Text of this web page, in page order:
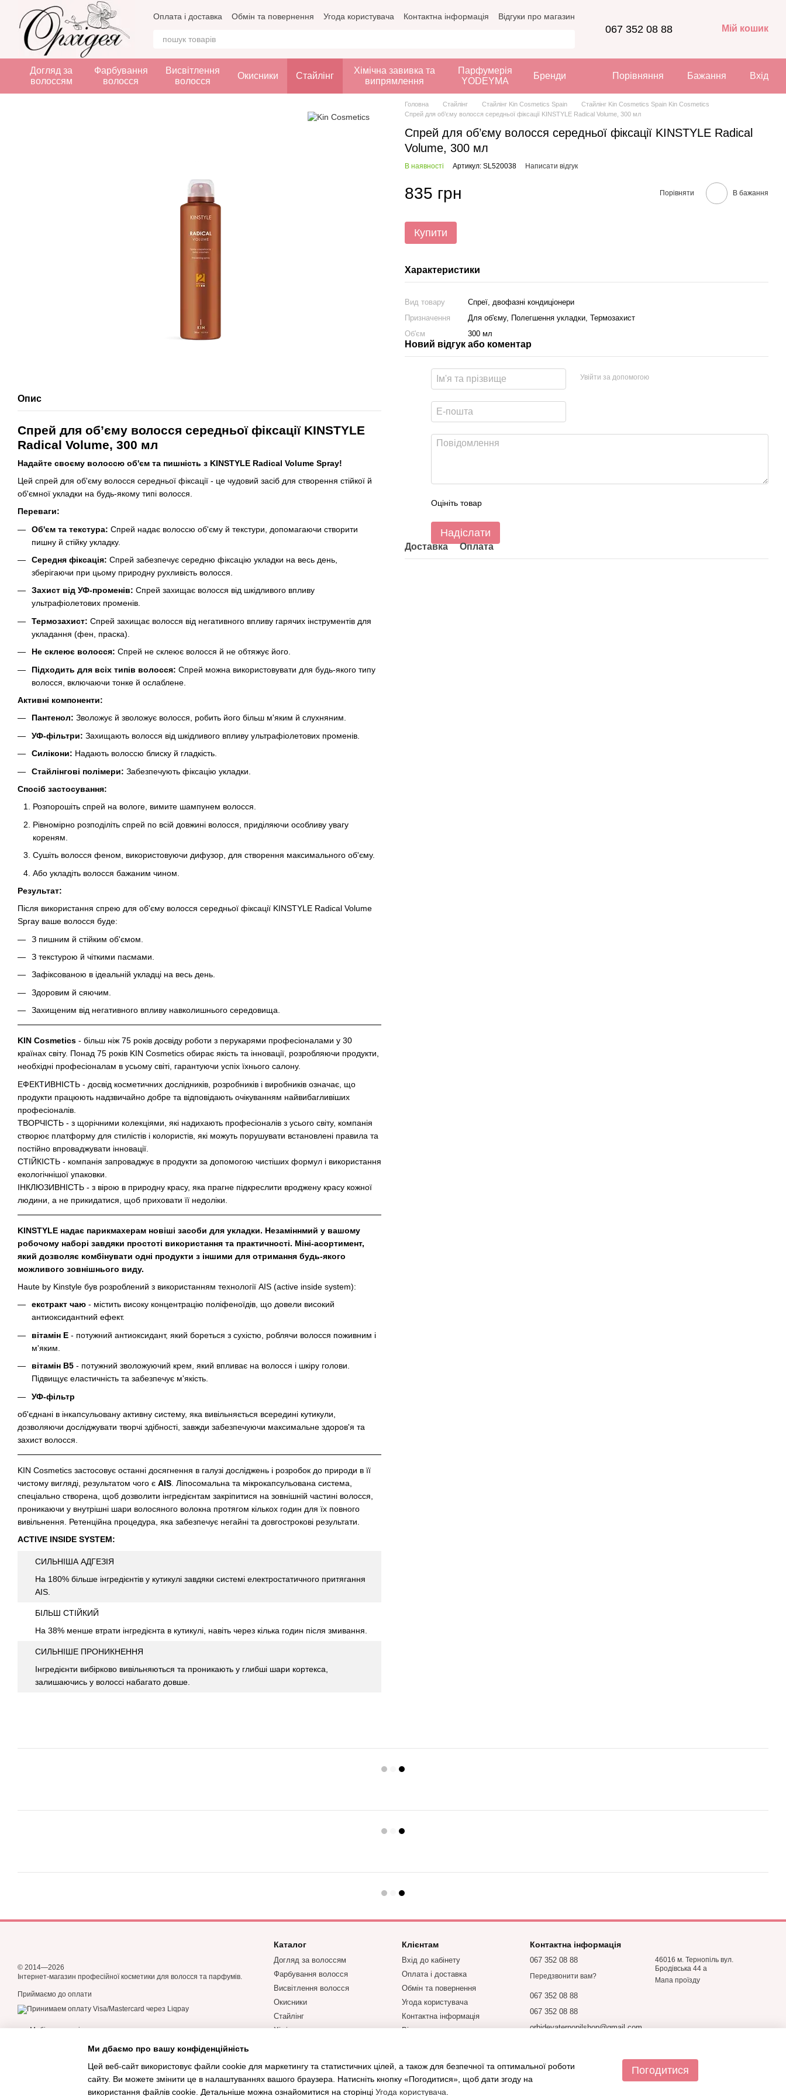
Перейти до основного контенту
Оплата і доставка Обмін та повернення Угода користувача Контактна інформація Відгуки про магазин
067 352 08 88 Мій кошик
Догляд за
волоссям
Фарбування
волосся
Висвітлення
волосся
Окисники Стайлінг
Хімічна завивка та
випрямлення
Парфумерія
YODEYMA
Бренди Порівняння Бажання Вхід
Опис
Спрей для об’єму волосся середньої фіксації KINSTYLE
Radical Volume, 300 мл
Надайте своєму волоссю об'єм та пишність з KINSTYLE Radical Volume Spray!
Цей спрей для об'єму волосся середньої фіксації - це чудовий засіб для створення стійкої й
об'ємної укладки на будь-якому типі волосся.
Переваги:
Об'єм та текстура: Спрей надає волоссю об'єму й текстури, допомагаючи створити
пишну й стійку укладку.
Середня фіксація: Спрей забезпечує середню фіксацію укладки на весь день,
зберігаючи при цьому природну рухливість волосся.
Захист від УФ-променів: Спрей захищає волосся від шкідливого впливу
ультрафіолетових променів.
Термозахист: Спрей захищає волосся від негативного впливу гарячих інструментів для
укладання (фен, праска).
Не склеює волосся: Спрей не склеює волосся й не обтяжує його.
Підходить для всіх типів волосся: Спрей можна використовувати для будь-якого типу
волосся, включаючи тонке й ослаблене.
Активні компоненти:
Пантенол: Зволожує й зволожує волосся, робить його більш м'яким й слухняним.
УФ-фільтри: Захищають волосся від шкідливого впливу ультрафіолетових променів.
Силікони: Надають волоссю блиску й гладкість.
Стайлінгові полімери: Забезпечують фіксацію укладки.
Спосіб застосування:
Розпорошіть спрей на вологе, вимите шампунем волосся.
Рівномірно розподіліть спрей по всій довжині волосся, приділяючи особливу увагу
кореням.
Сушіть волосся феном, використовуючи дифузор, для створення максимального об'єму.
Або укладіть волосся бажаним чином.
Результат:
Після використання спрею для об'єму волосся середньої фіксації KINSTYLE Radical Volume
Spray ваше волосся буде:
З пишним й стійким об'ємом.
З текстурою й чіткими пасмами.
Зафіксованою в ідеальній укладці на весь день.
Здоровим й сяючим.
Захищеним від негативного впливу навколишнього середовища.
KIN Cosmetics - більш ніж 75 років досвіду роботи з перукарями професіоналами у 30
країнах світу. Понад 75 років KIN Cosmetics обирає якість та інновації, розробляючи продукти,
необхідні професіоналам в усьому світі, гарантуючи успіх їхнього салону.
ЕФЕКТИВНІСТЬ - досвід косметичних дослідників, розробників і виробників означає, що
продукти працюють надзвичайно добре та відповідають очікуванням найвибагливіших
професіоналів.
ТВОРЧІСТЬ - з щорічними колекціями, які надихають професіоналів з усього світу, компанія
створює платформу для стилістів і колористів, які можуть порушувати встановлені правила та
постійно впроваджувати інновації.
СТІЙКІСТЬ - компанія запроваджує в продукти за допомогою чистіших формул і використання
екологічнішої упаковки.
ІНКЛЮЗИВНІСТЬ - з вірою в природну красу, яка прагне підкреслити вроджену красу кожної
людини, а не прикидатися, щоб приховати її недоліки.
KINSTYLE надає парикмахерам новіші засоби для укладки. Незаміннмий у вашому
робочому наборі завдяки простоті використання та практичності. Міні-асортимент,
який дозволяє комбінувати одні продукти з іншими для отримання будь-якого
можливого зовнішнього виду.
Haute by Kinstyle був розроблений з використанням технології AIS (active inside system):
екстракт чаю - містить високу концентрацію поліфеноїдів, що довели високий
антиоксидантний ефект.
вітамін Е - потужний антиоксидант, який бореться з сухістю, роблячи волосся поживним і
м'яким.
вітамін В5 - потужний зволожуючий крем, який впливає на волосся і шкіру голови.
Підвищує еластичність та забезпечує м'якість.
УФ-фільтр
об'єднані в інкапсульовану активну систему, яка вивільняється всередині кутикули,
дозволяючи досліджувати творчі здібності, завжди забезпечуючи максимальне здоров'я та
захист волосся.
KIN Cosmetics застосовує останні досягнення в галузі досліджень і розробок до природи в її
чистому вигляді, результатом чого є AIS . Ліпосомальна та мікрокапсульована система,
спеціально створена, щоб дозволити інгредієнтам закріпитися на зовнішній частині волосся,
проникаючи у внутрішні шари волосяного волокна протягом кількох годин для їх повного
вивільнення. Ретенційна процедура, яка забезпечує негайні та довгострокові результати.
ACTIVE INSIDE SYSTEM:
СИЛЬНІША АДГЕЗІЯ
На 180% більше інгредієнтів у кутикулі завдяки системі електростатичного притягання
AIS.
БІЛЬШ СТІЙКИЙ
На 38% менше втрати інгредієнта в кутикулі, навіть через кілька годин після змивання.
СИЛЬНІШЕ ПРОНИКНЕННЯ
Інгредієнти вибірково вивільняються та проникають у глибші шари кортекса,
залишаючись у волоссі набагато довше.
Головна Стайлінг Стайлінг Kin Cosmetics Spain
Стайлінг Kin Cosmetics Spain Kin Cosmetics
Спрей для об’єму волосся середньої фіксації KINSTYLE Radical Volume, 300 мл
Спрей для об’єму волосся середньої фіксації KINSTYLE Radical
Volume, 300 мл
В наявності Артикул: SL520038 Написати відгук
835 грн Порівняти В бажання
Купити
Характеристики
Вид товару
Спреї, двофазні кондиціонери
Призначення
Для об'єму, Полегшення укладки, Термозахист
Об'єм
300 мл
Новий відгук або коментар
Увійти за допомогою
Оцініть товар
Надіслати
Доставка Оплата
© 2014—2026
Інтернет-магазин професійної косметики для волосся та парфумів.
Приймаємо до оплати
Мобільна версія
Каталог
Догляд за волоссям
Фарбування волосся
Висвітлення волосся
Окисники
Стайлінг
Хімічна завивка та
Бренди
Клієнтам
Вхід до кабінету
Оплата і доставка
Обмін та повернення
Угода користувача
Контактна інформація
Відгуки про магазин
Контактна інформація
067 352 08 88
Передзвонити вам?
067 352 08 88
067 352 08 88
orhideyaternopilshop@gmail.com
46016 м. Тернопіль вул.
Бродівська 44 а
Мапа проїзду
Ми дбаємо про вашу конфіденційність
Цей веб-сайт використовує файли cookie для маркетингу та статистичних цілей, а також для безпечної та оптимальної роботи
сайту. Ви можете змінити це в налаштуваннях вашого браузера. Натисніть кнопку «Погодитися», щоб дати згоду на
використання файлів cookie. Детальніше можна ознайомитися на сторінці Угода користувача
Погодитися